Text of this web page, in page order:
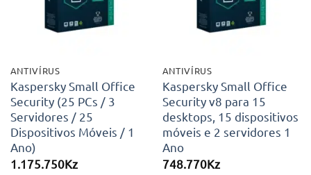
chosen
on
the
product
page
ANTIVÍRUS
Kaspersky Small Office
Security (25 PCs / 3
Servidores / 25
Dispositivos Móveis / 1
Ano)
1.175.750Kz
ANTIVÍRUS
Kaspersky Small Office
Security v8 para 15
desktops, 15 dispositivos
móveis e 2 servidores 1
Ano
748.770Kz